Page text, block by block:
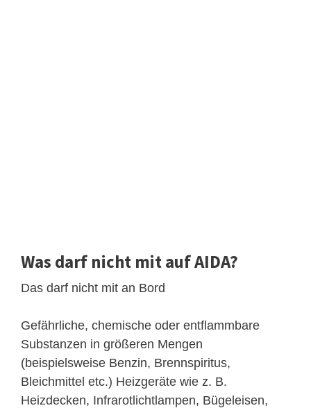
Was darf nicht mit auf AIDA?
Das darf nicht mit an Bord
Gefährliche, chemische oder entflammbare
Substanzen in größeren Mengen
(beispielsweise Benzin, Brennspiritus,
Bleichmittel etc.) Heizgeräte wie z. B.
Heizdecken, Infrarotlichtlampen, Bügeleisen,